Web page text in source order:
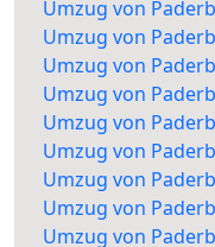
Umzug von
Umzug von
Umzug von
Umzug von
Umzug von
Umzug von
Umzug von
Umzug von
Umzug von